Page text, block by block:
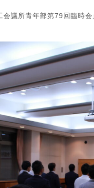
議所青年部第79回臨時会